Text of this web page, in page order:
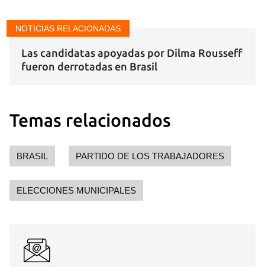
NOTICIAS RELACIONADAS
Las candidatas apoyadas por Dilma Rousseff
fueron derrotadas en Brasil
Temas relacionados
BRASIL PARTIDO DE LOS TRABAJADORES
ELECCIONES MUNICIPALES